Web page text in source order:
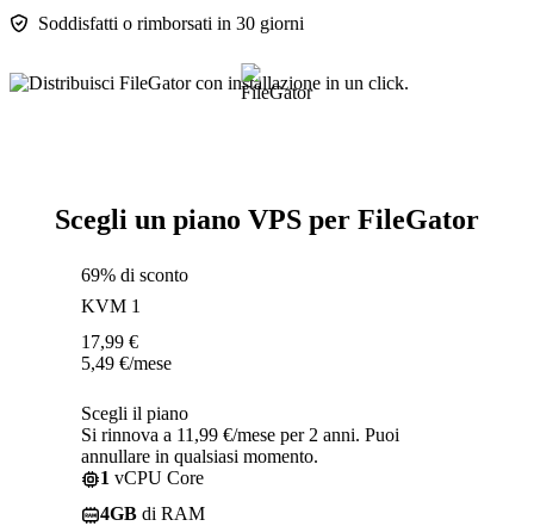
Soddisfatti o rimborsati in 30 giorni
Scegli un piano VPS per FileGator
69% di sconto
KVM 1
17,99 €
5,49 €/mese
Scegli il piano
Si rinnova a 11,99 €/mese per 2 anni. Puoi
annullare in qualsiasi momento.
1 vCPU Core
4GB di RAM